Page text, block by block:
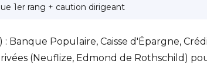
1er rang + caution dirigeant
Banque Populaire, Caisse d'Épargne,
(Neuflize, Edmond de Rothschild)